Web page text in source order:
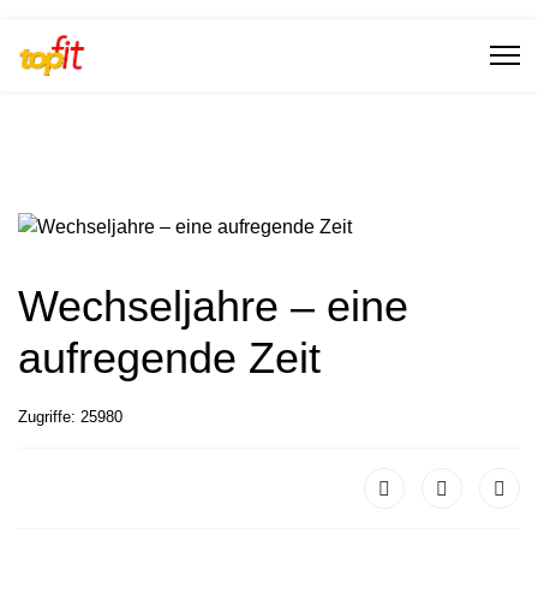
Wechseljahre – eine
aufregende Zeit
Zugriffe: 25980